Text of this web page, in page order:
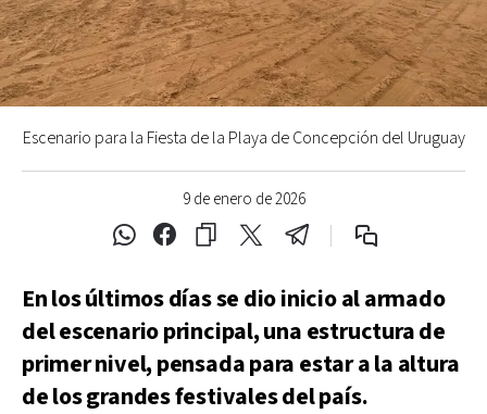
9 de enero de 2026
Escenario para la Fiesta de la Playa de Concepción del Uruguay
En los últimos días se dio inicio al armado
del escenario principal, una estructura de
primer nivel, pensada para estar a la altura
de los grandes festivales del país.